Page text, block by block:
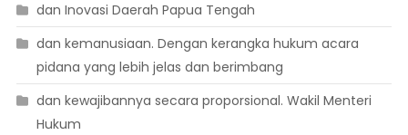
dan Inovasi Daerah Papua Tengah
dan kemanusiaan. Dengan kerangka hukum acara
pidana yang lebih jelas dan berimbang
dan kewajibannya secara proporsional. Wakil Menteri
Hukum